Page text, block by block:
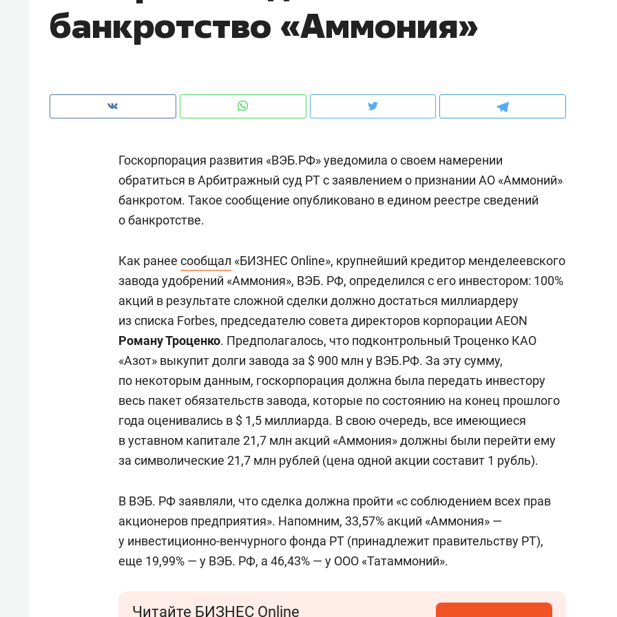
банкротство «Аммония»
Госкорпорация развития «ВЭБ.РФ» уведомила о своем намерении
обратиться в Арбитражный суд РТ с заявлением о признании АО «Аммоний»
банкротом. Такое сообщение опубликовано в едином реестре сведений
о банкротстве.
Как ранее сообщал «БИЗНЕС Online», крупнейший кредитор менделеевского
завода удобрений «Аммония», ВЭБ. РФ, определился с его инвестором: 100%
акций в результате сложной сделки должно достаться миллиардеру
из списка Forbes, председателю совета директоров корпорации AEON
Роману Троценко. Предполагалось, что подконтрольный Троценко КАО
«Азот» выкупит долги завода за $ 900 млн у ВЭБ.РФ. За эту сумму,
по некоторым данным, госкорпорация должна была передать инвестору
весь пакет обязательств завода, которые по состоянию на конец прошлого
года оценивались в $ 1,5 миллиарда. В свою очередь, все имеющиеся
в уставном капитале 21,7 млн акций «Аммония» должны были перейти ему
за символические 21,7 млн рублей (цена одной акции составит 1 рубль).
В ВЭБ. РФ заявляли, что сделка должна пройти «с соблюдением всех прав
акционеров предприятия». Напомним, 33,57% акций «Аммония» —
у инвестиционно-венчурного фонда РТ (принадлежит правительству РТ),
еще 19,99% — у ВЭБ. РФ, а 46,43% — у ООО «Татаммоний».
Читайте БИЗНЕС Online
рынки, почему надо знать аксакалов и
чем интересен Оман?
клиентах и чудных запросах мастеров
Оставить шум за волной: как
строят тишину в казанском
ЖК «Заря»
Психотерапевт «Фороса»:
«Директорский невроз» –
когда человек не считает
свою сверхнагрузку
Дизайнер-прораб
Наседкина: «Ремонт
с мебелью за 2
для меня это